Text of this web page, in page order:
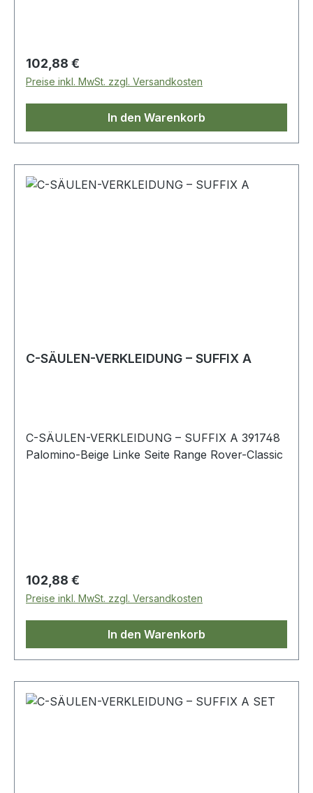
Regulärer Preis:
102,88 €
Preise inkl. MwSt. zzgl. Versandkosten
In den Warenkorb
C-SÄULEN-VERKLEIDUNG – SUFFIX A
C-SÄULEN-VERKLEIDUNG – SUFFIX A 391748
Palomino-Beige Linke Seite Range Rover-Classic
Regulärer Preis:
102,88 €
Preise inkl. MwSt. zzgl. Versandkosten
In den Warenkorb